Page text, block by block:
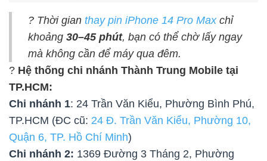
? Thời gian thay pin iPhone 14 Pro Max chỉ
khoảng 30–45 phút, bạn có thể chờ lấy ngay
mà không cần để máy qua đêm.
? Hệ thống chi nhánh Thành Trung Mobile tại
TP.HCM:
Chi nhánh 1: 24 Trần Văn Kiểu, Phường Bình Phú,
TP.HCM (ĐC cũ: 24 Đ. Trần Văn Kiểu, Phường 10,
Quận 6, TP. Hồ Chí Minh)
Chi nhánh 2: 1369 Đường 3 Tháng 2, Phường